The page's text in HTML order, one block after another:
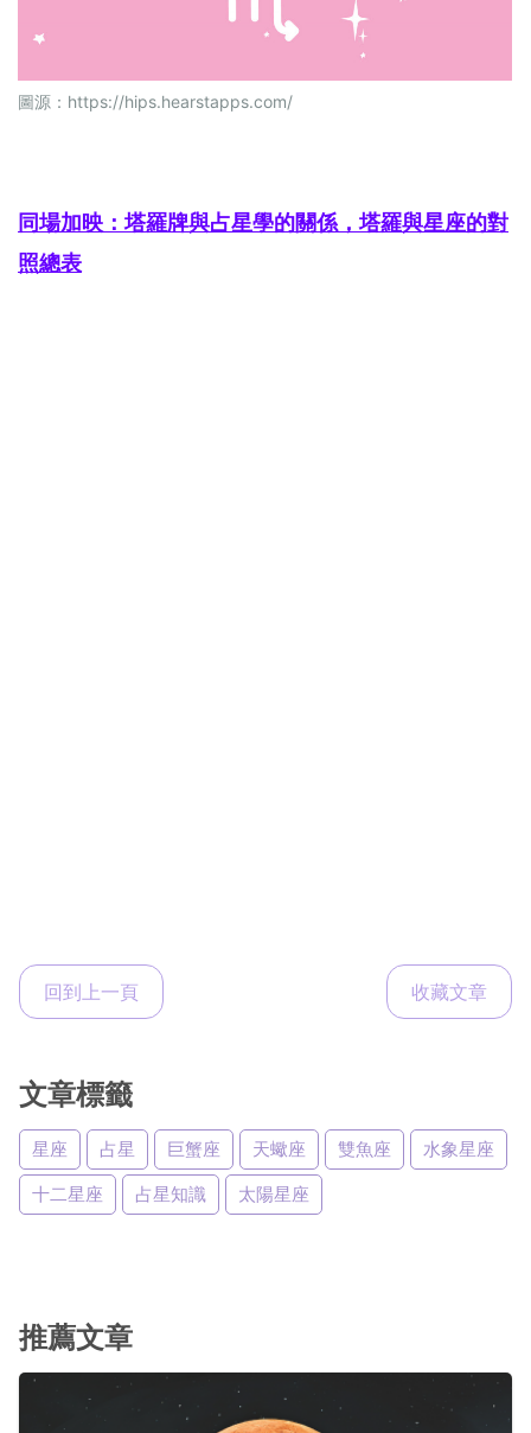
圖源： https://hips.hearstapps.com/
同場加映：塔羅牌與占星學的關係，塔羅與星座的對
照總表
回到上一頁 收藏文章
文章標籤
星座 占星 巨蟹座 天蠍座 雙魚座
水象星座
十二星座
占星知識 太陽星座
推薦文章